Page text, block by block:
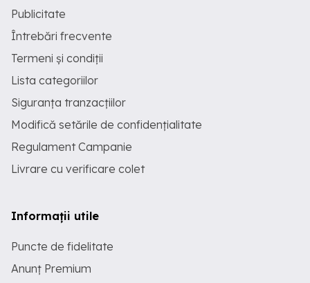
Publicitate
Întrebări frecvente
Termeni și condiții
Lista categoriilor
Siguranța tranzacțiilor
Modifică setările de confidențialitate
Regulament Campanie
Livrare cu verificare colet
Informații utile
Puncte de fidelitate
Anunț Premium